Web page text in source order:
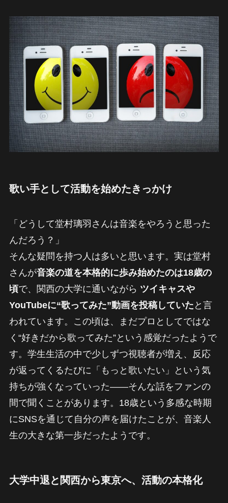
歌い手として活動を始めたきっかけ
「どうして堂村璃羽さんは音楽をやろうと思った
んだろう？」
そんな疑問を持つ人は多いと思います。実は堂村
さんが音楽の道を本格的に歩み始めたのは18歳の
頃で、関西の大学に通いながら ツイキャスや
YouTubeに“歌ってみた”動画を投稿していた と言
われています。この頃は、まだプロとしてではな
く“好きだから歌ってみた”という感覚だったようで
す。学生生活の中で少しずつ視聴者が増え、反応
が返ってくるたびに「もっと歌いたい」という気
持ちが強くなっていった――そんな話をファンの
間で聞くことがあります。18歳という多感な時期
にSNSを通じて自分の声を届けたことが、音楽人
生の大きな第一歩だったようです。
大学中退と関西から東京へ、活動の本格化